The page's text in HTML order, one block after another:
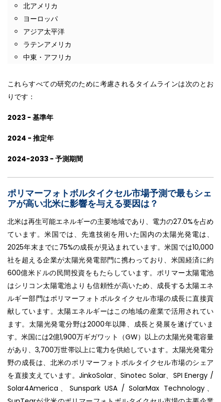
北アメリカ
ヨーロッパ
アジア太平洋
ラテンアメリカ
中東・アフリカ
これらすべての研究のために考慮されるタイムラインは次のとお
りです：
2023 - 基準年
2024 - 推定年
2024-2033 - 予測期間
ポリマーフォトボルタイクセル市場予測で最もシェ
アが高い北米に影響を与える要因は？
北米は再生可能エネルギーの主要地域であり、電力の27.0%を占め
ています。米国では、先進技術を用いた国内の太陽光発電は、
2025年末までに75%の成長が見込まれています。米国では10,000
社を超える企業が太陽光発電部門に携わっており、米国経済に約
600億米ドルの民間投資をもたらしています。ポリマー太陽電池
はシリコン太陽電池よりも信頼性が高いため、成長する太陽エネ
ルギー部門はポリマーフォトボルタイクセル市場の成長に直接貢
献しています。太陽エネルギーはこの地域の産業で活用されてい
ます。太陽光発電分野は2000年以降、成長と発展を遂げていま
す。米国には2億1,900万ギガワット（GW）以上の太陽光発電容量
があり、3,700万世帯以上に電力を供給しています。太陽光発電分
野の成長は、北米のポリマーフォトボルタイクセル市場のシェア
を直接支えています。JinkoSolar、Sinotec Solar、SPI Energy /
Solar4America、Sunspark USA / SolarMax Technology、